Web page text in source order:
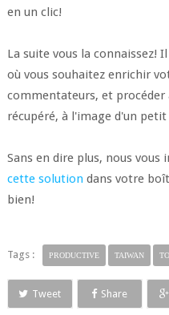
en un clic!
La suite vous la connaissez!
où vous souhaitez enrichir
commentateurs, et procéder
récupéré, à l'image d'un
Sans en dire plus, nous
cette solution dans votre
bien!
Tags : PRODUCTIVE TAIWAN
Tweet Share